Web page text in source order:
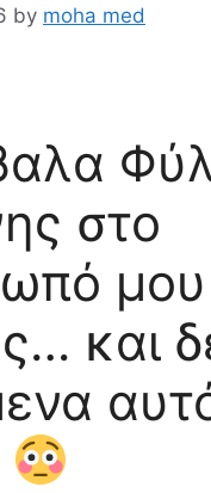
by moha med
στο
μου
και